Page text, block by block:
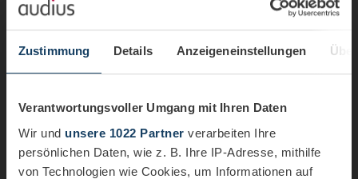
Zustimmung Details Anzeigeneinstellungen
Verantwortungsvoller Umgang mit Ihren Daten
Wir und unsere 1022 Partner verarbeiten Ihre
persönlichen Daten, wie z. B. Ihre IP-Adresse, mithilfe
von Technologien wie Cookies, um Informationen auf